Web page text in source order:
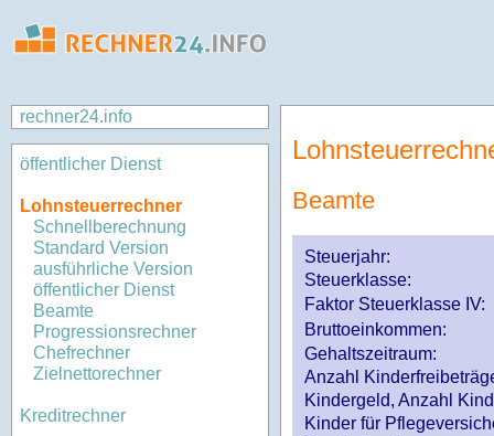
rechner24.info
öffentlicher Dienst
Lohnsteuerrechner
Schnellberechnung
Standard Version
ausführliche Version
öffentlicher Dienst
Beamte
Progressionsrechner
Chefrechner
Zielnettorechner
Kreditrechner
Beamte
Steuerjahr:
Steuerklasse:
Faktor Steuerklasse IV:
Bruttoeinkommen:
Gehaltszeitraum:
Anzahl
Kindergeld, Anzahl
Kinder für